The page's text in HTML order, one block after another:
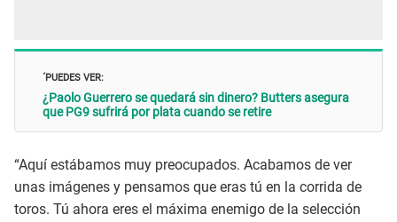
´PUEDES VER:
¿Paolo Guerrero se quedará sin dinero? Butters asegura
que PG9 sufrirá por plata cuando se retire
“Aquí estábamos muy preocupados. Acabamos de ver
unas imágenes y pensamos que eras tú en la corrida de
toros. Tú ahora eres el máxima enemigo de la selección